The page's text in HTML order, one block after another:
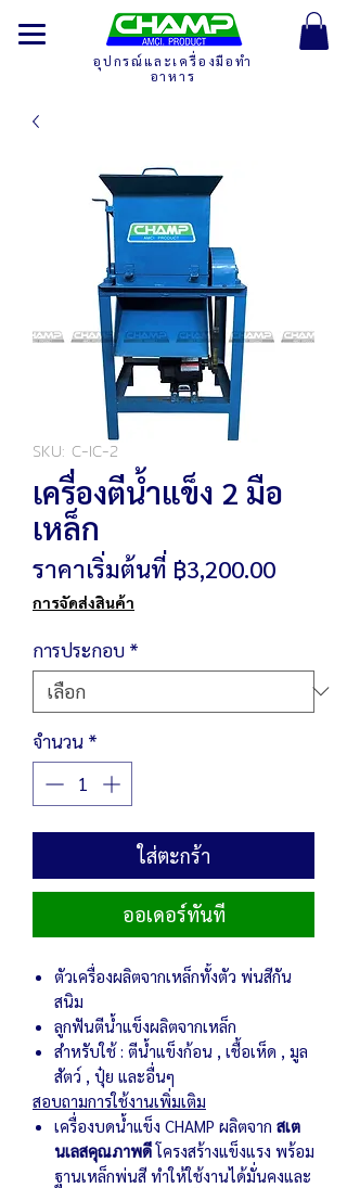
อุปกรณ์และเครื่องมือทำ
อาหาร
SKU: C-IC-2
เครื่องตีน้ำแข็ง 2 มือ
เหล็ก
ราคาเริ่มต้นที่ ฿3,200.00ราคา
การจัดส่งสินค้า
การประกอบ *
จำนวน *
ใส่ตะกร้า
ออเดอร์ทันที
ตัวเครื่องผลิตจากเหล็กทั้งตัว พ่นสีกัน
สนิม
ลูกฟันตีน้ำแข็งผลิตจากเหล็ก
สำหรับใช้ : ตีน้ำแข็งก้อน , เชื้อเห็ด , มูล
สัตว์ , ปุ๋ย และอื่นๆ
สอบถามการใช้งานเพิ่มเติม
เครื่องบดน้ำแข็ง CHAMP ผลิตจาก สเต
นเลสคุณภาพดีโครงสร้างแข็งแรง พร้อม
ฐานเหล็กพ่นสี ทำให้ใช้งานได้มั่นคงและ